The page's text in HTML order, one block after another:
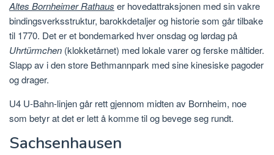
Altes Bornheimer Rathaus er hovedattraksjonen med sin vakre
bindingsverksstruktur, barokkdetaljer og historie som går tilbake
til 1770. Det er et bondemarked hver onsdag og lørdag på
Uhrtürmchen (klokketårnet) med lokale varer og ferske måltider.
Slapp av i den store Bethmannpark med sine kinesiske pagoder
og drager.
U4 U-Bahn-linjen går rett gjennom midten av Bornheim, noe
som betyr at det er lett å komme til og bevege seg rundt.
Sachsenhausen